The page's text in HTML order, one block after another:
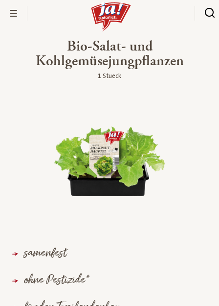
Bio-Salat- und
Kohlgemüsejungpflanzen
1 Stueck
samenfest
ohne Pestizide*